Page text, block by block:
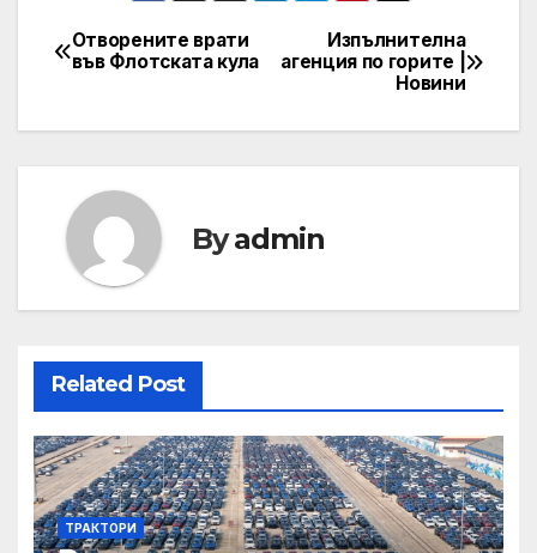
Post
Изпълнителна
агенция по горите |
Новини
Отворените врати
във Флотската кула
Byadmin
Related Post
ТРАКТОРИ